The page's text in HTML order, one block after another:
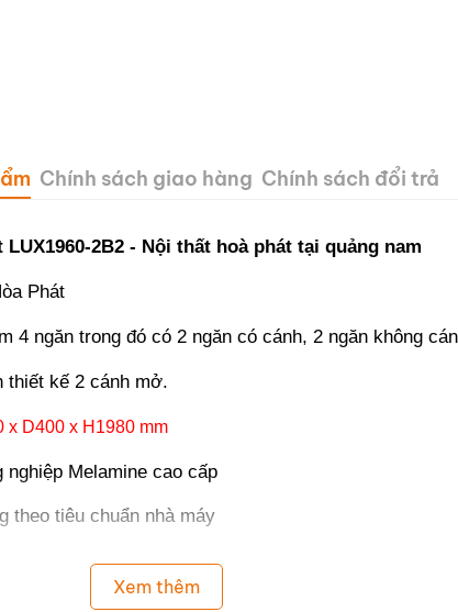
Chính sách giao hàng Chính sách đổi trả
2B2 - Nội thất hoà phát tại quảng nam
Phát
ngăn trong đó có 2 ngăn có cánh, 2 ngăn không
kế 2 cánh mở.
x D400 x H1980 mm
nghiệp Melamine cao cấp
theo tiêu chuẩn nhà máy
Xem thêm